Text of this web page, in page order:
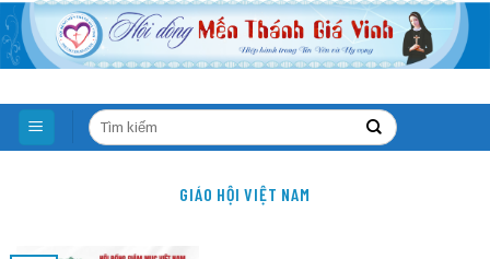
Skip
to
content
GIÁO HỘI VIỆT NAM